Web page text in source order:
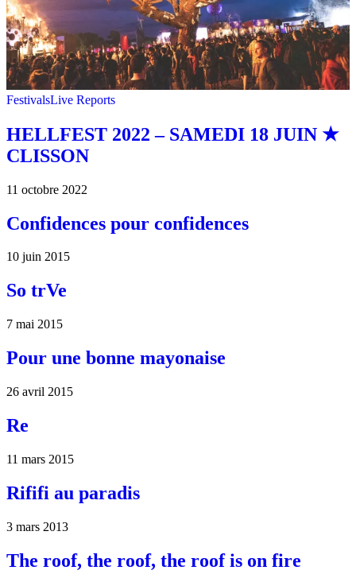
FestivalsLive Reports
HELLFEST 2022 – SAMEDI 18 JUIN ★
CLISSON
11 octobre 2022
Confidences pour confidences
10 juin 2015
So trVe
7 mai 2015
Pour une bonne mayonaise
26 avril 2015
Re
11 mars 2015
Rififi au paradis
3 mars 2013
The roof, the roof, the roof is on fire